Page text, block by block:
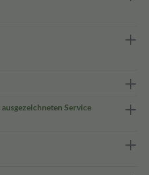
Service